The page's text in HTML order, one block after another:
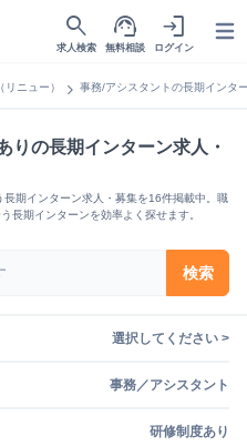
search
求人検索
support_agent
無料相談
login
ログイン
ニュー） chevron_right 事務/アシスタントの長期インタ
りの長期インターン求人・
期インターン求人・募集を16件掲載中。職
長期インターンを効率よく探せます。
検索
選択してください >
事務／アシスタント
研修制度あり